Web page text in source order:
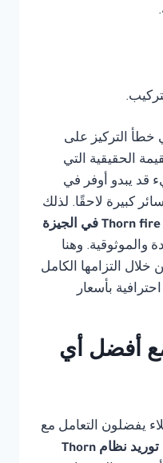
خطأ التركيز على
الحقيقية التي
قد يبدو أوفر في
كبيرة لاحقًا. لذلك
والموثوقية. وهنا
خلال التزامها الكامل
بأسعار
أفضل أي
يفضلون التعامل مع
توريد نظام Thorn